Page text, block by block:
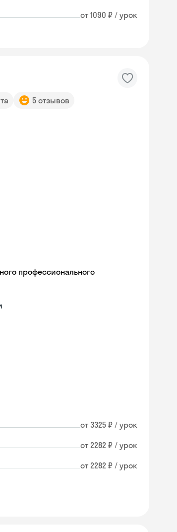
от 1090 ₽ / урок
5 отзывов
профессионального
от 3325 ₽ / урок
от 2282 ₽ / урок
от 2282 ₽ / урок